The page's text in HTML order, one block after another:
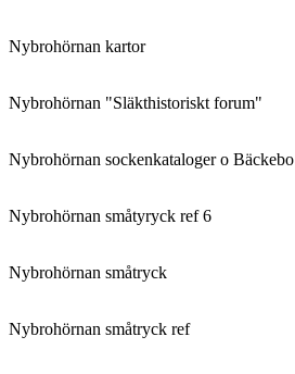
Nybrohörnan kartor
Nybrohörnan "Släkthistoriskt forum"
Nybrohörnan sockenkataloger o Bäckebo
Nybrohörnan småtyryck ref 6
Nybrohörnan småtryck
Nybrohörnan småtryck ref